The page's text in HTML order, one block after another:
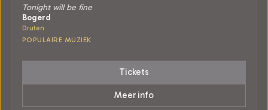
Tonight will be fine
Bogerd
Druten
POPULAIRE MUZIEK
Tickets
Meer info